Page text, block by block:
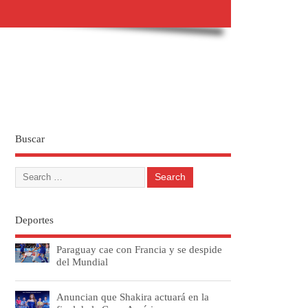
Buscar
Deportes
Paraguay cae con Francia y se despide
del Mundial
Anuncian que Shakira actuará en la